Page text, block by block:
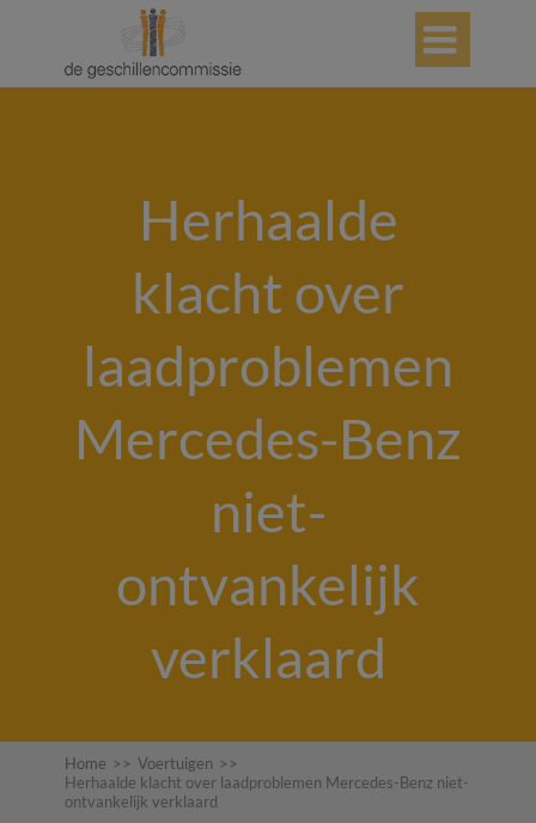

Herhaalde
klacht over
laadproblemen
Mercedes-Benz
niet-
ontvankelijk
verklaard
Home >> Voertuigen >>
Herhaalde klacht over laadproblemen Mercedes-Benz niet-
ontvankelijk verklaard